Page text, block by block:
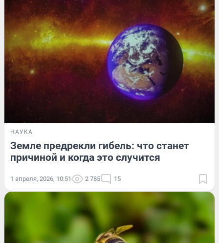
НАУКА
Земле предрекли гибель: что станет
причиной и когда это случится
1 апреля, 2026, 10:51 2 785 15